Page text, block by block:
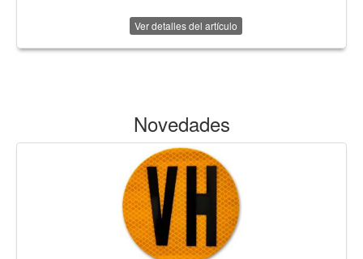
Ver detalles del artículo
Novedades